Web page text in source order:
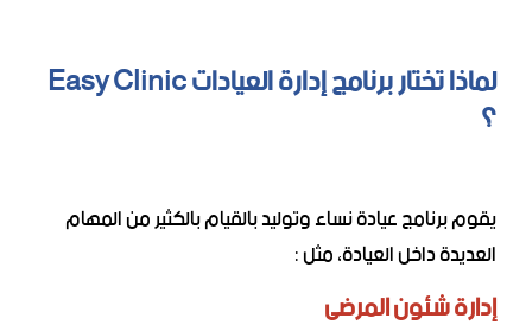
لماذا تختار برنامج إدارة العيادات Easy Clinic
؟
يقوم برنامج عيادة نساء وتوليد بالقيام بالكثير من المهام
العديدة داخل العيادة، مثل :
إدارة شئون المرضى